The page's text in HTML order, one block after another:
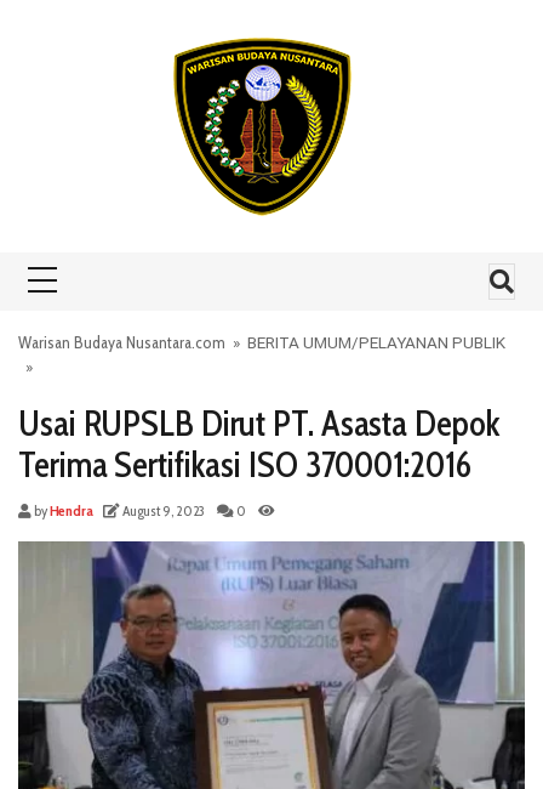
Warisan Budaya Nusantara.com » BERITA UMUM/PELAYANAN PUBLIK
»
Usai RUPSLB Dirut PT. Asasta Depok
Terima Sertifikasi ISO 370001:2016
byHendra August 9, 2023 0